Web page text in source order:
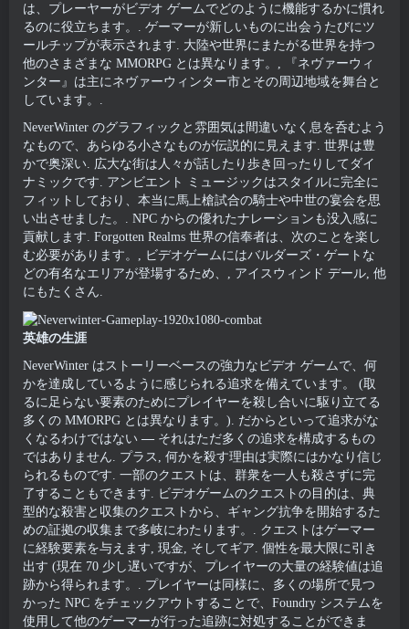
は、プレーヤーがビデオ ゲームでどのように機能するかに慣れ
るのに役立ちます。. ゲーマーが新しいものに出会うたびにツ
ールチップが表示されます. 大陸や世界にまたがる世界を持つ
他のさまざまな MMORPG とは異なります。, 『ネヴァーウィ
ンター』は主にネヴァーウィンター市とその周辺地域を舞台と
しています。.
NeverWinter のグラフィックと雰囲気は間違いなく息を呑むよう
なもので、あらゆる小さなものが伝説的に見えます. 世界は豊
かで奥深い. 広大な街は人々が話したり歩き回ったりしてダイ
ナミックです. アンビエント ミュージックはスタイルに完全に
フィットしており、本当に馬上槍試合の騎士や中世の宴会を思
い出させました。. NPC からの優れたナレーションも没入感に
貢献します. Forgotten Realms 世界の信奉者は、次のことを楽し
む必要があります。, ビデオゲームにはバルダーズ・ゲートな
どの有名なエリアが登場するため、, アイスウィンド デール, 他
にもたくさん.
英雄の生涯
NeverWinter はストーリーベースの強力なビデオ ゲームで、何
かを達成しているように感じられる追求を備えています。 (取
るに足らない要素のためにプレイヤーを殺し合いに駆り立てる
多くの MMORPG とは異なります。). だからといって追求がな
くなるわけではない — それはただ多くの追求を構成するもの
ではありません. プラス, 何かを殺す理由は実際にはかなり信じ
られるものです. 一部のクエストは、群衆を一人も殺さずに完
了することもできます. ビデオゲームのクエストの目的は、典
型的な殺害と収集のクエストから、ギャング抗争を開始するた
めの証拠の収集まで多岐にわたります。. クエストはゲーマー
に経験要素を与えます, 現金, そしてギア. 個性を最大限に引き
出す (現在 70 少し遅いですが、プレイヤーの大量の経験値は追
跡から得られます。. プレイヤーは同様に、多くの場所で見つ
かった NPC をチェックアウトすることで、Foundry システムを
使用して他のゲーマーが行った追跡に対処することができま